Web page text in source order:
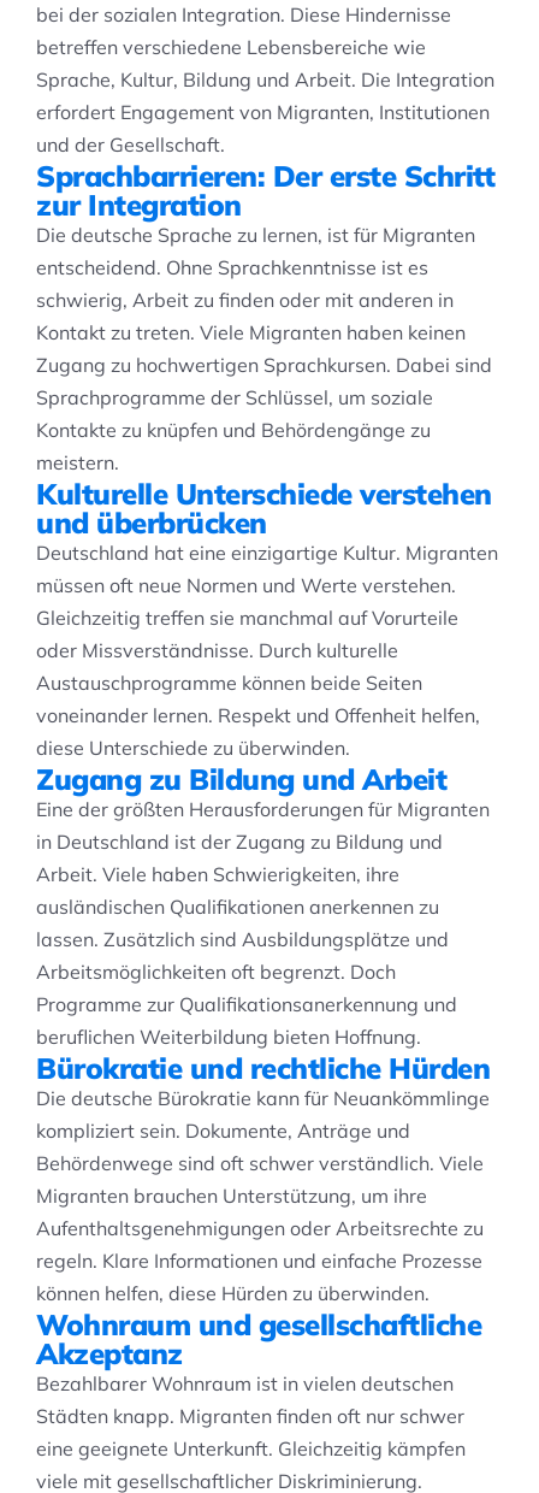
bei der sozialen Integration. Diese Hindernisse
betreffen verschiedene Lebensbereiche wie
Sprache, Kultur, Bildung und Arbeit. Die Integration
erfordert Engagement von Migranten, Institutionen
und der Gesellschaft.
Sprachbarrieren: Der erste Schritt
zur Integration
Die deutsche Sprache zu lernen, ist für Migranten
entscheidend. Ohne Sprachkenntnisse ist es
schwierig, Arbeit zu finden oder mit anderen in
Kontakt zu treten. Viele Migranten haben keinen
Zugang zu hochwertigen Sprachkursen. Dabei sind
Sprachprogramme der Schlüssel, um soziale
Kontakte zu knüpfen und Behördengänge zu
meistern.
Kulturelle Unterschiede verstehen
und überbrücken
Deutschland hat eine einzigartige Kultur. Migranten
müssen oft neue Normen und Werte verstehen.
Gleichzeitig treffen sie manchmal auf Vorurteile
oder Missverständnisse. Durch kulturelle
Austauschprogramme können beide Seiten
voneinander lernen. Respekt und Offenheit helfen,
diese Unterschiede zu überwinden.
Zugang zu Bildung und Arbeit
Eine der größten Herausforderungen für Migranten
in Deutschland ist der Zugang zu Bildung und
Arbeit. Viele haben Schwierigkeiten, ihre
ausländischen Qualifikationen anerkennen zu
lassen. Zusätzlich sind Ausbildungsplätze und
Arbeitsmöglichkeiten oft begrenzt. Doch
Programme zur Qualifikationsanerkennung und
beruflichen Weiterbildung bieten Hoffnung.
Bürokratie und rechtliche Hürden
Die deutsche Bürokratie kann für Neuankömmlinge
kompliziert sein. Dokumente, Anträge und
Behördenwege sind oft schwer verständlich. Viele
Migranten brauchen Unterstützung, um ihre
Aufenthaltsgenehmigungen oder Arbeitsrechte zu
regeln. Klare Informationen und einfache Prozesse
können helfen, diese Hürden zu überwinden.
Wohnraum und gesellschaftliche
Akzeptanz
Bezahlbarer Wohnraum ist in vielen deutschen
Städten knapp. Migranten finden oft nur schwer
eine geeignete Unterkunft. Gleichzeitig kämpfen
viele mit gesellschaftlicher Diskriminierung.